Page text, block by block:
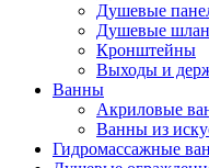
Душевые
Душевые
Кронштейны
Выходы и
Ванны
Акриловые
Ванны из
Гидромассажные